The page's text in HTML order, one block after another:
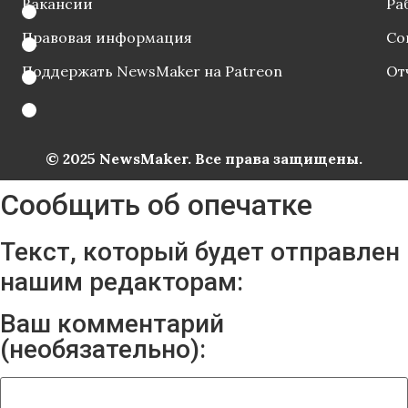
Правовая информация
Поддержать NewsMaker на Patreon
© 2025 NewsMaker. Все права защищены.
Сообщить об опечатке
Текст, который будет отправлен
нашим редакторам:
Ваш комментарий
(необязательно):